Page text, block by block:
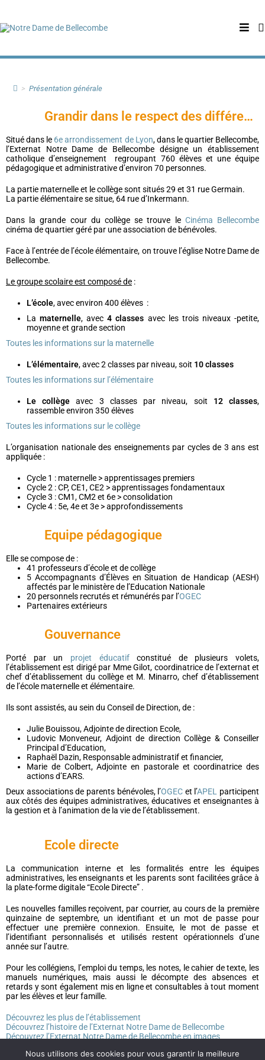
> Présentation générale
Grandir dans le respect des différences
Situé dans le 6e arrondissement de Lyon, dans le quartier Bellecombe,
l’Externat Notre Dame de Bellecombe désigne un établissement
catholique d’enseignement regroupant 760 élèves et une équipe
pédagogique et administrative d’environ 70 personnes.
La partie maternelle et le collège sont situés 29 et 31 rue Germain.
La partie élémentaire se situe, 64 rue d’Inkermann.
Dans la grande cour du collège se trouve le Cinéma Bellecombe
cinéma de quartier géré par une association de bénévoles.
Face à l’entrée de l’école élémentaire, on trouve l’église Notre Dame de
Bellecombe.
Le groupe scolaire est composé de :
L’école, avec environ 400 élèves :
Lamaternelle, avec4 classes avec les trois niveaux -petite,
moyenne et grande section
Toutes les informations sur la maternelle
L’élémentaire, avec 2 classes par niveau, soit 10 classes
Toutes les informations sur l’élémentaire
Le collège avec 3 classes par niveau, soit 12 classes,
rassemble environ 350 élèves
Toutes les informations sur le collège
L’organisation nationale des enseignements par cycles de 3 ans est
appliquée :
Cycle 1 : maternelle > apprentissages premiers
Cycle 2 : CP, CE1, CE2 > apprentissages fondamentaux
Cycle 3 : CM1, CM2 et 6e > consolidation
Cycle 4 : 5e, 4e et 3e > approfondissements
Equipe pédagogique
Elle se compose de :
41 professeurs d’école et de collège
5 Accompagnants d’Élèves en Situation de Handicap (AESH)
affectés par le ministère de l’Education Nationale
20 personnels recrutés et rémunérés par l’OGEC
Partenaires extérieurs
Gouvernance
Porté par un projet éducatifconstitué de plusieurs volets,
l’établissement est dirigé par Mme Gilot, coordinatrice de l’externat et
chef d’établissement du collège et M. Minarro, chef d’établissement
de l’école maternelle et élémentaire.
Ils sont assistés, au sein du Conseil de Direction, de :
Julie Bouissou, Adjointe de direction Ecole,
Ludovic Monveneur, Adjoint de direction Collège & Conseiller
Principal d’Education,
Raphaël Dazin, Responsable administratif et financier,
Marie de Colbert, Adjointe en pastorale et coordinatrice des
actions d’EARS.
Deux associations de parents bénévoles, l’OGEC et l’APEL
participent
aux côtés des équipes administratives, éducatives et enseignantes à
la gestion et à l’animation de la vie de l’établissement.
Ecole directe
La communication interne et les formalités entre les équipes
administratives, les enseignants et les parents sont facilitées grâce à
la plate-forme digitale “Ecole Directe” .
Les nouvelles familles reçoivent, par courrier, au cours de la première
quinzaine de septembre, un identifiant et un mot de passe pour
effectuer une première connexion. Ensuite, le mot de passe et
l’identifiant personnalisés et utilisés restent opérationnels d’une
année sur l’autre.
Pour les collégiens, l’emploi du temps, les notes, le cahier de texte, les
manuels numériques, mais aussi le décompte des absences et
retards y sont également mis en ligne et consultables à tout moment
par les élèves et leur famille.
Découvrez les plus de l’établissement
Découvrez l’histoire de l’Externat Notre Dame de Bellecombe
Découvrez l’Externat Notre Dame de Bellecombe en images
Nous utilisons des cookies pour vous garantir la meilleure